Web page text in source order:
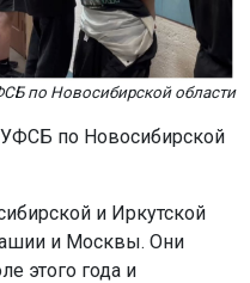
по Новосибирской области
по Новосибирской
и Иркутской
и Москвы. Они
этого года и